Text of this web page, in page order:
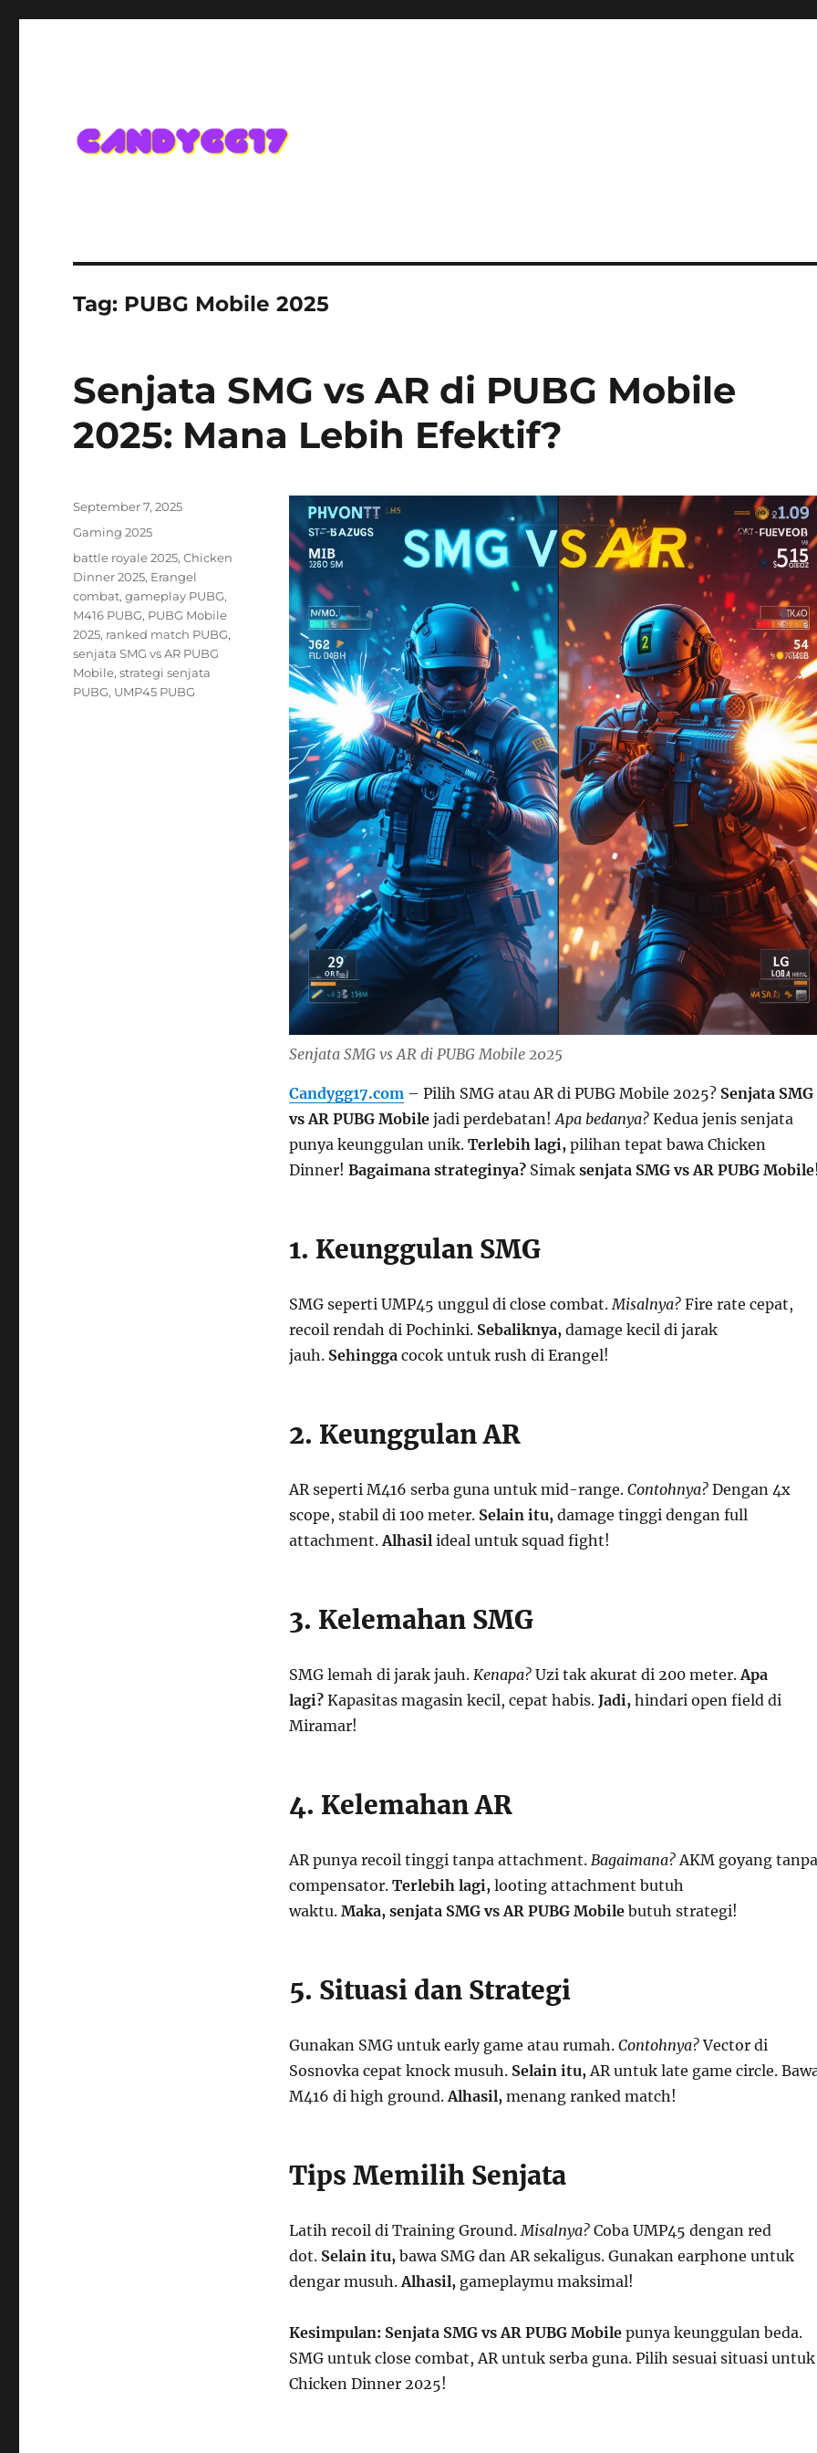
Tag: PUBG Mobile 2025
Senjata SMG vs AR di PUBG Mobile
2025: Mana Lebih Efektif?
Senjata SMG vs AR di PUBG Mobile 2025
Candygg17.com – Pilih SMG atau AR di PUBG Mobile 2025? Senjata SMG
vs AR PUBG Mobilejadi perdebatan! Apa bedanya?Kedua jenis senjata
punya keunggulan unik. Terlebih lagi, pilihan tepat bawa Chicken
Dinner! Bagaimana strateginya?Simak senjata SMG vs AR PUBG Mobile
1. Keunggulan SMG
SMG seperti UMP45 unggul di close combat. Misalnya?Fire rate cepat,
recoil rendah di Pochinki. Sebaliknya, damage kecil di jarak
jauh. Sehingga cocok untuk rush di Erangel!
2. Keunggulan AR
AR seperti M416 serba guna untuk mid-range. Contohnya?Dengan 4x
scope, stabil di 100 meter. Selain itu, damage tinggi dengan full
attachment. Alhasil ideal untuk squad fight!
3. Kelemahan SMG
SMG lemah di jarak jauh. Kenapa?Uzi tak akurat di 200 meter. Apa
lagi?Kapasitas magasin kecil, cepat habis. Jadi, hindari open field di
Miramar!
4. Kelemahan AR
AR punya recoil tinggi tanpa attachment. Bagaimana?AKM goyang tanpa
compensator. Terlebih lagi, looting attachment butuh
waktu. Maka, senjata SMG vs AR PUBG Mobilebutuh strategi!
5. Situasi dan Strategi
Gunakan SMG untuk early game atau rumah. Contohnya?Vector di
Sosnovka cepat knock musuh. Selain itu, AR untuk late game circle.
M416 di high ground. Alhasil, menang ranked match!
Tips Memilih Senjata
Latih recoil di Training Ground. Misalnya?Coba UMP45 dengan red
dot. Selain itu, bawa SMG dan AR sekaligus. Gunakan earphone untuk
dengar musuh. Alhasil, gameplaymu maksimal!
Kesimpulan: Senjata SMG vs AR PUBG Mobilepunya keunggulan beda.
SMG untuk close combat, AR untuk serba guna. Pilih sesuai situasi untuk
Chicken Dinner 2025!
Posted
September 7, 2025
Categories
Gaming 2025
Tags
battle royale 2025,Chicken
Dinner 2025, Erangel
combat,gameplay PUBG,
M416 PUBG, PUBG Mobile
2025, ranked match PUBG,
senjata SMG vs AR PUBG
Mobile,strategi senjata
PUBG, UMP45 PUBG